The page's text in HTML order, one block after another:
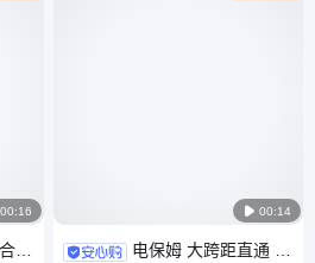
00:16
金
 00:14
电保姆 大跨距直通 托